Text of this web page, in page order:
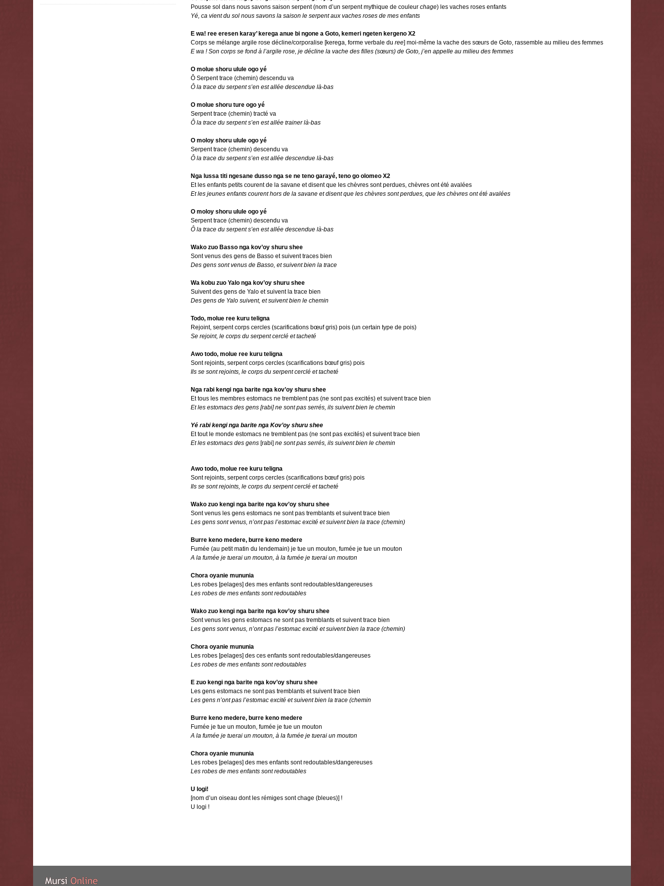
Pousse sol dans nous savons saison serpent (nom d’un serpent mythique de couleurchage) les vaches roses enfants
Yé, ca vient du sol nous savons la saison le serpent aux vaches roses de mes enfants
E wa! ree eresen karay’ kerega anue bi ngone a Goto, kemeri ngeten kergeno X2
Corps se mélange argile rose décline/corporalise [kerega, forme verbale duree] moi-même la vache des sœurs de Goto, rassemble au milieu des femmes
E wa ! Son corps se fond à l’argile rose, je décline la vache des filles (sœurs) de Goto, j’en appelle au milieu des femmes
O molue shoru ulule ogo yé
Ô Serpent trace (chemin) descendu va
Ô la trace du serpent s’en est allée descendue là-bas
O molue shoru ture ogo yé
Serpent trace (chemin) tracté va
Ô la trace du serpent s’en est allée trainer là-bas
O moloy shoru ulule ogo yé
Serpent trace (chemin) descendu va
Ô la trace du serpent s’en est allée descendue là-bas
Nga lussa titi ngesane dusso nga se ne teno garayé, teno go olomeo X2
Et les enfants petits courent de la savane et disent que les chèvres sont perdues, chèvres ont été avalées
Et les jeunes enfants courent hors de la savane et disent que les chèvres sont perdues, que les chèvres ont été avalées
O moloy shoru ulule ogo yé
Serpent trace (chemin) descendu va
Ô la trace du serpent s’en est allée descendue là-bas
Wako zuo Basso nga kov’oy shuru shee
Sont venus des gens de Basso et suivent traces bien
Des gens sont venus de Basso, et suivent bien la trace
Wa kobu zuo Yalo nga kov’oy shuru shee
Suivent des gens de Yalo et suivent la trace bien
Des gens de Yalo suivent, et suivent bien le chemin
Todo, molue ree kuru teligna
Rejoint, serpent corps cercles (scarifications bœuf gris) pois (un certain type de pois)
Se rejoint, le corps du serpent cerclé et tacheté
Awo todo, molue ree kuru teligna
Sont rejoints, serpent corps cercles (scarifications bœuf gris) pois
Ils se sont rejoints, le corps du serpent cerclé et tacheté
Nga rabi kengi nga barite nga kov’oy shuru shee
Et tous les membres estomacs ne tremblent pas (ne sont pas excités) et suivent trace bien
Et les estomacs des gens[rabi] ne sont pas serrés, ils suivent bien le chemin
Yé rabi kengi nga barite nga Kov’oy shuru shee
Et tout le monde estomacs ne tremblent pas (ne sont pas excités) et suivent trace bien
Et les estomacs des gens[rabi] ne sont pas serrés, ils suivent bien le chemin
Awo todo, molue ree kuru teligna
Sont rejoints, serpent corps cercles (scarifications bœuf gris) pois
Ils se sont rejoints, le corps du serpent cerclé et tacheté
Wako zuo kengi nga barite nga kov’oy shuru shee
Sont venus les gens estomacs ne sont pas tremblants et suivent trace bien
Les gens sont venus, n’ont pas l’estomac excité et suivent bien la trace (chemin)
Burre keno medere, burre keno medere
Fumée (au petit matin du lendemain) je tue un mouton, fumée je tue un mouton
A la fumée je tuerai un mouton, à la fumée je tuerai un mouton
Chora oyanie mununia
Les robes [pelages] des mes enfants sont redoutables/dangereuses
Les robes de mes enfants sont redoutables
Wako zuo kengi nga barite nga kov’oy shuru shee
Sont venus les gens estomacs ne sont pas tremblants et suivent trace bien
Les gens sont venus, n’ont pas l’estomac excité et suivent bien la trace (chemin)
Chora oyanie mununia
Les robes [pelages] des ces enfants sont redoutables/dangereuses
Les robes de mes enfants sont redoutables
E zuo kengi nga barite nga kov’oy shuru shee
Les gens estomacs ne sont pas tremblants et suivent trace bien
Les gens n’ont pas l’estomac excité et suivent bien la trace (chemin
Burre keno medere, burre keno medere
Fumée je tue un mouton, fumée je tue un mouton
A la fumée je tuerai un mouton, à la fumée je tuerai un mouton
Chora oyanie mununia
Les robes [pelages] des mes enfants sont redoutables/dangereuses
Les robes de mes enfants sont redoutables
U logi!
[nom d’un oiseau dont les rémiges sont chage (bleues)] !
U logi !